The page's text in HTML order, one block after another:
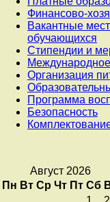
Финансово-
Вакантные
обучающихся
Стипендии и
Организация
Программа
Безопасность
Август 2026
Пн Вт Ср Чт Пт Сб